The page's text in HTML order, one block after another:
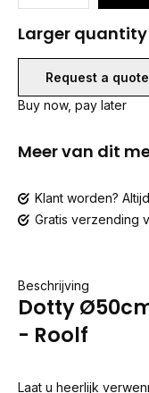
Larger
Request a quote
Buy now, pay later
Meer van dit
Klant worden?
Gratis verzending
Beschrijving
Dotty
- Roolf
Laat u heerlijk